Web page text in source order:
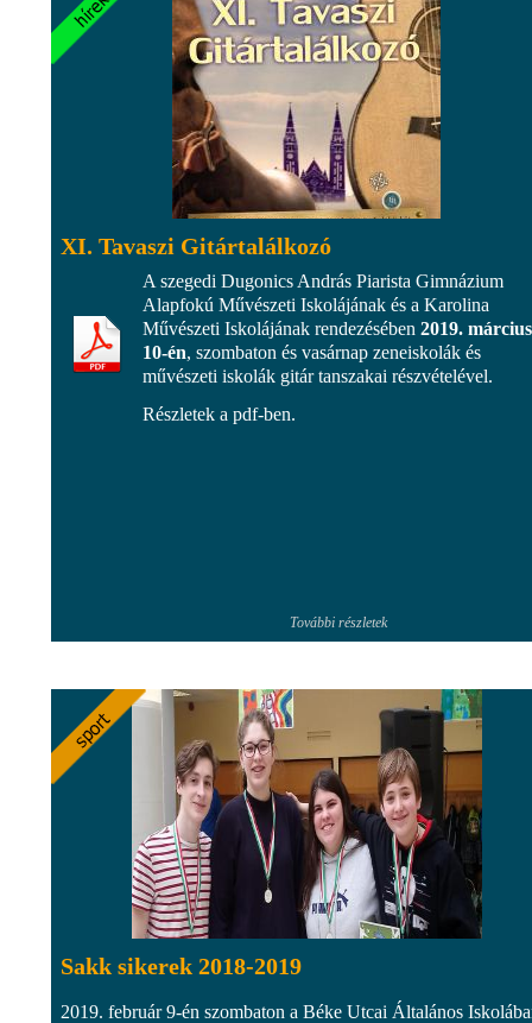
XI. Tavaszi Gitártalálkozó
A szegedi Dugonics András Piarista Gimnázium
Alapfokú Művészeti Iskolájának és a Karolina
Művészeti Iskolájának rendezésében 2019.
10-én, szombaton és vasárnap zeneiskolák és
művészeti iskolák gitár tanszakai részvételével.
Részletek a pdf-ben.
További részletek
Sakk sikerek 2018-2019
2019. február 9-én szombaton a Béke Utcai Általános